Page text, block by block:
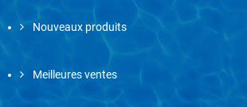
Nouveaux produits
Meilleures ventes